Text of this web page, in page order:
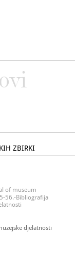
ZBIRKI
of museum
56.-Bibliografija
djelatnosti